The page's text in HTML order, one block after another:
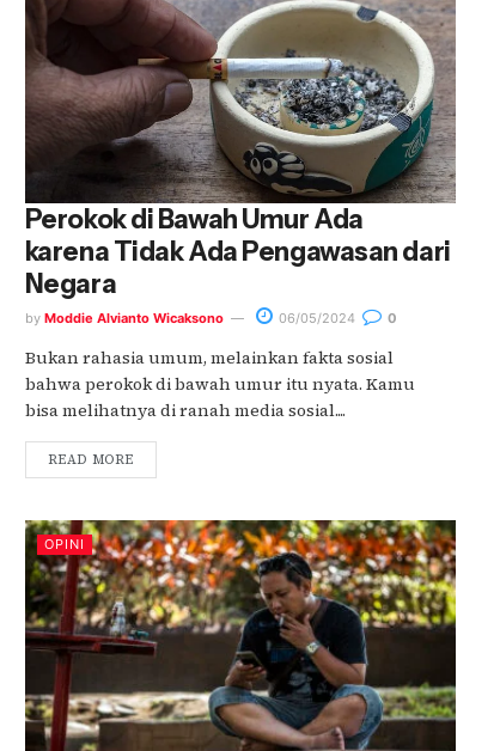
Perokok di Bawah Umur Ada
karena Tidak Ada Pengawasan dari
Negara
by Moddie Alvianto Wicaksono 06/05/2024 0
Bukan rahasia umum, melainkan fakta sosial
bahwa perokok di bawah umur itu nyata. Kamu
bisa melihatnya di ranah media sosial....
READ MORE
OPINI